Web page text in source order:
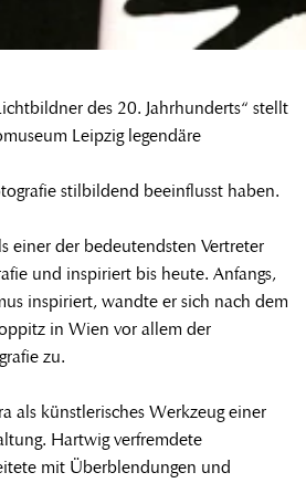
des 20. Jahrhunderts“ stellt
Leipzig legendäre
stilbildend beeinflusst haben.
einer der bedeutendsten Vertreter
und inspiriert bis heute. Anfangs,
inspiriert, wandte er sich nach dem
in Wien vor allem der
zu.
als künstlerisches Werkzeug einer
Hartwig verfremdete
mit Überblendungen und